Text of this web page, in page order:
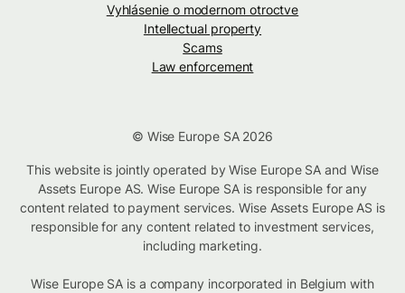
Vyhlásenie o modernom otroctve
Intellectual property
Scams
Law enforcement
© Wise Europe SA 2026
This website is jointly operated by Wise Europe SA and Wise
Assets Europe AS. Wise Europe SA is responsible for any
content related to payment services. Wise Assets Europe AS is
responsible for any content related to investment services,
including marketing.
Wise Europe SA is a company incorporated in Belgium with